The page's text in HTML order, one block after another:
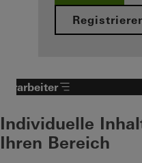
Verarbeiter
Individuelle
Ihren Bereich